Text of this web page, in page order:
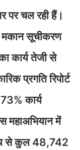
पर चल रही हैं।
मकान सूचीकरण
कार्य तेजी से
प्रगति रिपोर्ट
कार्य
महाअभियान में
से कुल 48,742